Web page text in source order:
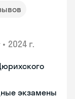
• 2024 г.
экзамены